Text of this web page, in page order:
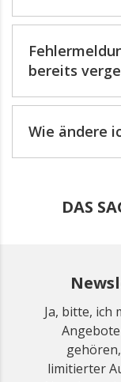
bereits
Wie ändere
DAS
Ja, bitte, ich
limitierter